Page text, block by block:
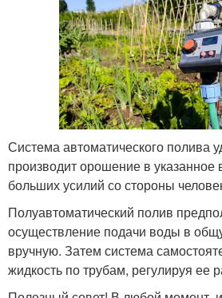
Система автоматического полива
производит орошение в указанное
больших усилий со стороны
Полуавтоматический полив
осуществление подачи воды в
вручную. Затем система
жидкость по трубам, регулируя ее